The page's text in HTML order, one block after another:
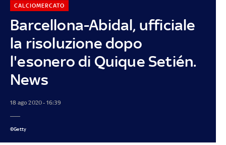
Barcellona-Abidal, ufficiale
la risoluzione dopo
l'esonero di Quique Setién.
News
CALCIOMERCATO
18 ago 2020 - 16:39
©Getty